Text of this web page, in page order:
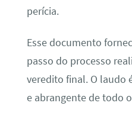
perícia.
Esse documento
passo do processo
veredito final. O laudo
e abrangente de todo